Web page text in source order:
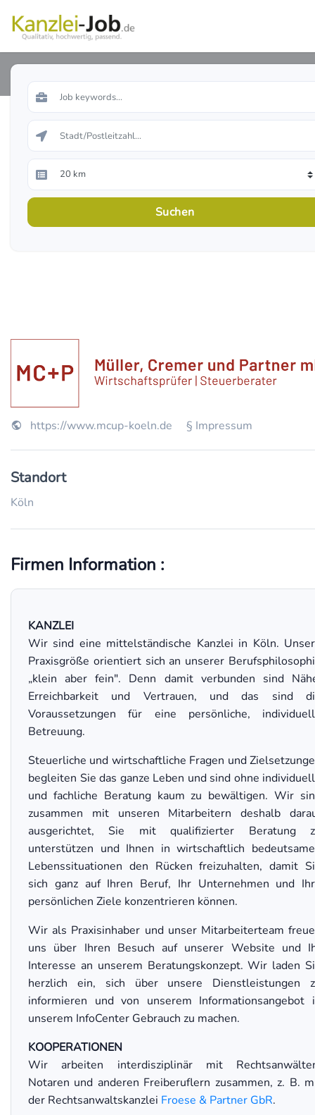
https://www.mcup-koeln.de § Impressum
Standort
Köln
Firmen Information :
KANZLEI
Wir sind eine mittelständische Kanzlei in Köln.
Praxisgröße orientiert sich an unserer
„klein aber fein". Denn damit verbunden sind
Erreichbarkeit und Vertrauen, und das sind
Voraussetzungen für eine persönliche,
Betreuung.
Steuerliche und wirtschaftliche Fragen und
begleiten Sie das ganze Leben und sind ohne
und fachliche Beratung kaum zu bewältigen. Wir
zusammen mit unseren Mitarbeitern deshalb
ausgerichtet, Sie mit qualifizierter Beratung
unterstützen und Ihnen in wirtschaftlich
Lebenssituationen den Rücken freizuhalten, damit
sich ganz auf Ihren Beruf, Ihr Unternehmen und
persönlichen Ziele konzentrieren können.
Wir als Praxisinhaber und unser Mitarbeiterteam
uns über Ihren Besuch auf unserer Website und
Interesse an unserem Beratungskonzept. Wir laden
herzlich ein, sich über unsere Dienstleistungen
informieren und von unserem Informationsangebot
unserem InfoCenter Gebrauch zu machen.
KOOPERATIONEN
Wir arbeiten interdisziplinär mit
Notaren und anderen Freiberuflern zusammen, z. B.
der Rechtsanwaltskanzlei Froese & Partner GbR.